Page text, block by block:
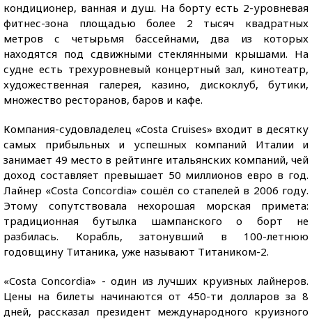
кондиционер, ванная и душ. На борту есть 2-уровневая
фитнес-зона площадью более 2 тысяч квадратных
метров с четырьмя бассейнами, два из которых
находятся под сдвижными стеклянными крышами. На
судне есть трехуровневый концертный зал, кинотеатр,
художественная галерея, казино, дискоклуб, бутики,
множество ресторанов, баров и кафе.
Компания-судовладелец «Costa Cruises» входит в десятку
самых прибыльных и успешных компаний Италии и
занимает 49 место в рейтинге итальянских компаний, чей
доход составляет превышает 50 миллионов евро в год.
Лайнер «Costa Concordia» сошёл со стапелей в 2006 году.
Этому сопутствовала нехорошая морская примета:
традиционная бутылка шампанского о борт не
разбилась. Корабль, затонувший в 100-летнюю
годовщину Титаника, уже называют Титаником-2.
«Costa Concordia» - один из лучших круизных лайнеров.
Цены на билеты начинаются от 450-ти долларов за 8
дней, рассказал президент международного круизного